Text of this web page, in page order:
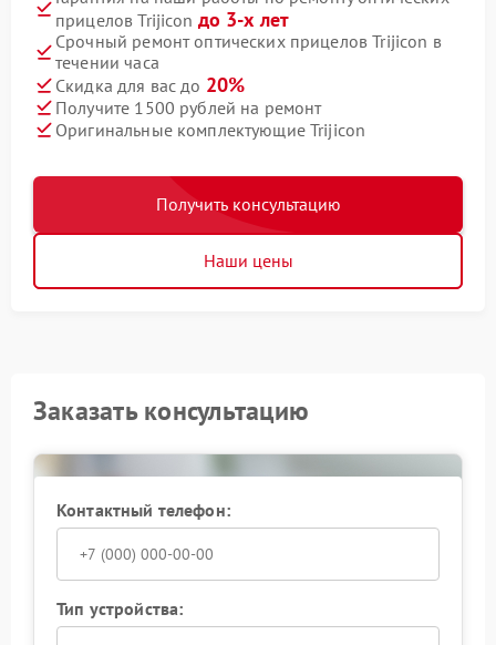
прицелов Trijicon до 3-х лет
Срочный ремонт оптических прицелов Trijicon в
течении часа
Скидка для вас до 20%
Получите 1500 рублей на ремонт
Оригинальные комплектующие Trijicon
Получить консультацию
Наши цены
Заказать консультацию
Контактный телефон:
Тип устройства: